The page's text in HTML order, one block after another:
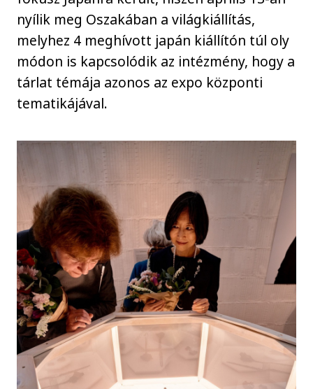
nyílik meg Oszakában a világkiállítás,
melyhez 4 meghívott japán kiállítón túl oly
módon is kapcsolódik az intézmény, hogy a
tárlat témája azonos az expo központi
tematikájával.